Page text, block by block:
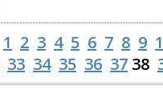
1 2 3 4 5 6 7 8 9
33 34 35 36 37 38